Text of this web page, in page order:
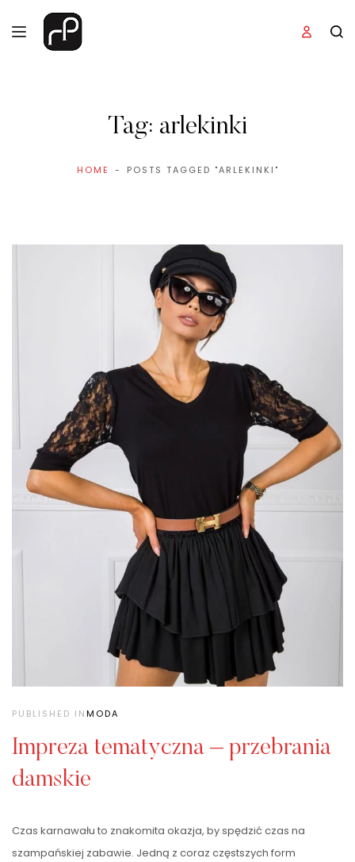
Tag: arlekinki
HOME POSTS TAGGED "ARLEKINKI"
PUBLISHED INMODA
Impreza tematyczna – przebrania
damskie
Czas karnawału to znakomita okazja, by spędzić czas na
szampańskiej zabawie. Jedną z coraz częstszych form